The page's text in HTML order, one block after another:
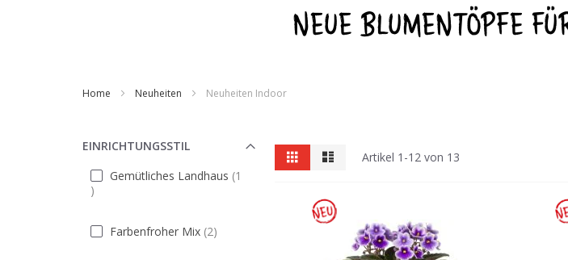
NEUE BLUMENTÖPFE
Home Neuheiten Neuheiten Indoor
EINRICHTUNGSSTIL
Gemütliches Landhaus 1
Artikel
Farbenfroher Mix 2Artikel
Ansicht
als
Raster Artikel 1 -12von 13